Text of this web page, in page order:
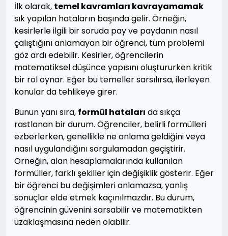
İlk olarak, temel kavramları kavrayamamak
sık yapılan hataların başında gelir. Örneğin,
kesirlerle ilgili bir soruda pay ve paydanın nasıl
çalıştığını anlamayan bir öğrenci, tüm problemi
göz ardı edebilir. Kesirler, öğrencilerin
matematiksel düşünce yapısını oluştururken kritik
bir rol oynar. Eğer bu temeller sarsılırsa, ilerleyen
konular da tehlikeye girer.
Bunun yanı sıra, formül hataları da sıkça
rastlanan bir durum. Öğrenciler, belirli formülleri
ezberlerken, genellikle ne anlama geldiğini veya
nasıl uygulandığını sorgulamadan geçiştirir.
Örneğin, alan hesaplamalarında kullanılan
formüller, farklı şekiller için değişiklik gösterir. Eğer
bir öğrenci bu değişimleri anlamazsa, yanlış
sonuçlar elde etmek kaçınılmazdır. Bu durum,
öğrencinin güvenini sarsabilir ve matematikten
uzaklaşmasına neden olabilir.